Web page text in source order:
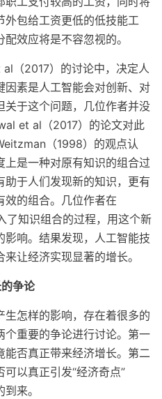
外包给工资更低的低技能工
效应将是不容忽视的。
（2017）的讨论中，决定人
素是人工智能会对创新、对
于这个问题，几位作者并没
et al（2017）的论文对此
（1998）的观点认
是一种对原有知识的组合过
于人们发现新的知识，更有
效的组合。几位作者在
知识组合的过程，用这个新
响。结果发现，人工智能技
让经济实现显著的增长。
争论
怎样的影响，存在着很多的
重要的争论进行讨论。第一
否真正带来经济增长。第二
以真正引发“经济奇点”
来。